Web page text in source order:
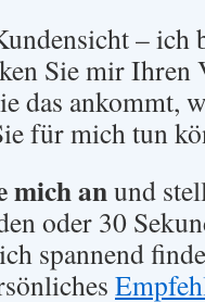
–
Sie mir Ihren
das ankommt,
für mich tun
mich anund
oder 30
spannend